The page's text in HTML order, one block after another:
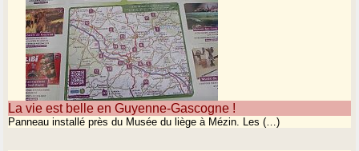
La vie est belle en Guyenne-Gascogne !
Panneau installé près du Musée du liège à Mézin. Les (…)